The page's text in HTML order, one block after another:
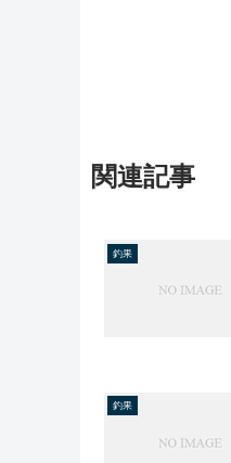
関連記事
釣果
釣果